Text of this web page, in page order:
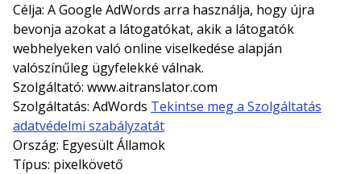
Célja: A Google AdWords arra használja, hogy újra
bevonja azokat a látogatókat, akik a látogatók
webhelyeken való online viselkedése alapján
valószínűleg ügyfelekké válnak.
Szolgáltató: www.aitranslator.com
Szolgáltatás: AdWords Tekintse meg a Szolgáltatás
adatvédelmi szabályzatát
Ország: Egyesült Államok
Típus: pixelkövető